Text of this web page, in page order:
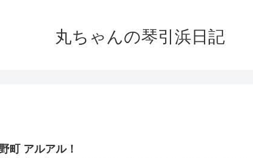
丸ちゃんの琴引浜日記
町 アルアル！